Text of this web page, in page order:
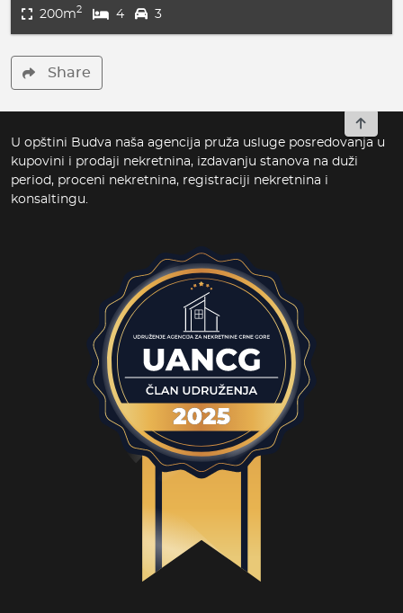
200m2 4 3
Share
U opštini Budva naša agencija pruža usluge posredovanja u
kupovini i prodaji nekretnina, izdavanju stanova na duži
period, proceni nekretnina, registraciji nekretnina i
konsaltingu.
To top